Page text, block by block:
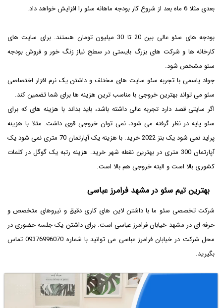
بعدی مثلا 6 ماه بعد از شروع کار بودجه ماهانه سئو را افزایش خواهد داد.
بودجه های سئو عالی بین 20 تا 30 میلیون تومان هستند. برای سایت های
کارخانه ها و شرکت های بزرگ بایستی در سطح نیاز زنگ خور و فروش بودجه
سئو مشخص شود.
جواد یاسمی با تجربه سئو سایت های مختلف و داشتن یک نرم افزار اختصاصی
سئو می تواند بهترین خروجی با مناسب ترین هزینه ها برای شما تضمین کند.
اگر سایتی قصد دارد تجربه عالی داشته باشد، باید بداند با هزینه های که برای
سئو پایه در نظر گرفته می شود، نمی توان خروجی قوی داشت. مثلا با هزینه
پراید نمی شود یک بنز 2022 خرید. با هزینه یک آپارتمان 70 متری نمی شود یک
آپارتمان 300 متری در بهترین نقطه شهر خرید. هزینه رتبه یک گوگل در کلمات
کشوری بالا است و البته خروجی هم بالا است.
بهترین تیم سئو در مشهد فرامرز عباسی
شرکت تخصصی سئو ما با داشتن لاین های کاری دقیق و نیروهای متخصص و
حرفه ای در مشهد خیابان فرامرز عباسی است. برای داشتن یک جلسه حضوری در
محل شرکت در خیابان فرامرز عباسی می توانید با شماره 09376996070 تماس
بگیرید.